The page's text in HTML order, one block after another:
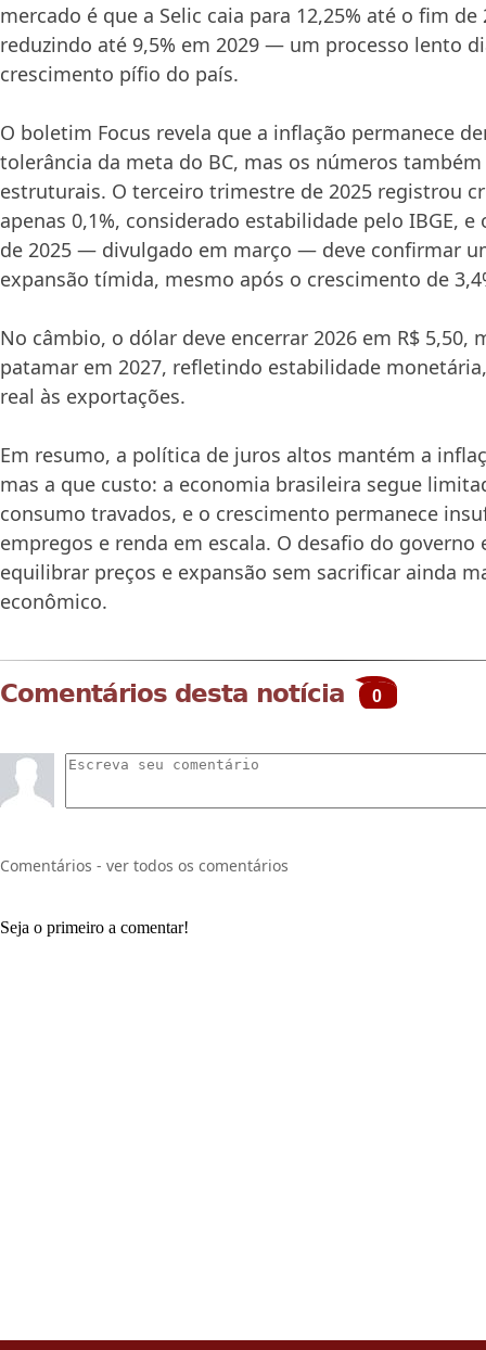
mercado é que a Selic caia para 12,25% até o fim de
reduzindo até 9,5% em 2029 — um processo lento
crescimento pífio do país.
O boletim Focus revela que a inflação permanece
tolerância da meta do BC, mas os números
estruturais. O terceiro trimestre de 2025 registrou
apenas 0,1%, considerado estabilidade pelo IBGE,
de 2025 — divulgado em março — deve confirmar
expansão tímida, mesmo após o crescimento de
No câmbio, o dólar deve encerrar 2026 em R$ 5,50,
patamar em 2027, refletindo estabilidade
real às exportações.
Em resumo, a política de juros altos mantém a
mas a que custo: a economia brasileira segue
consumo travados, e o crescimento permanece
empregos e renda em escala. O desafio do governo
equilibrar preços e expansão sem sacrificar ainda
econômico.
Comentários desta notícia 0
Comentários - ver todos os comentários
Seja o primeiro a comentar!